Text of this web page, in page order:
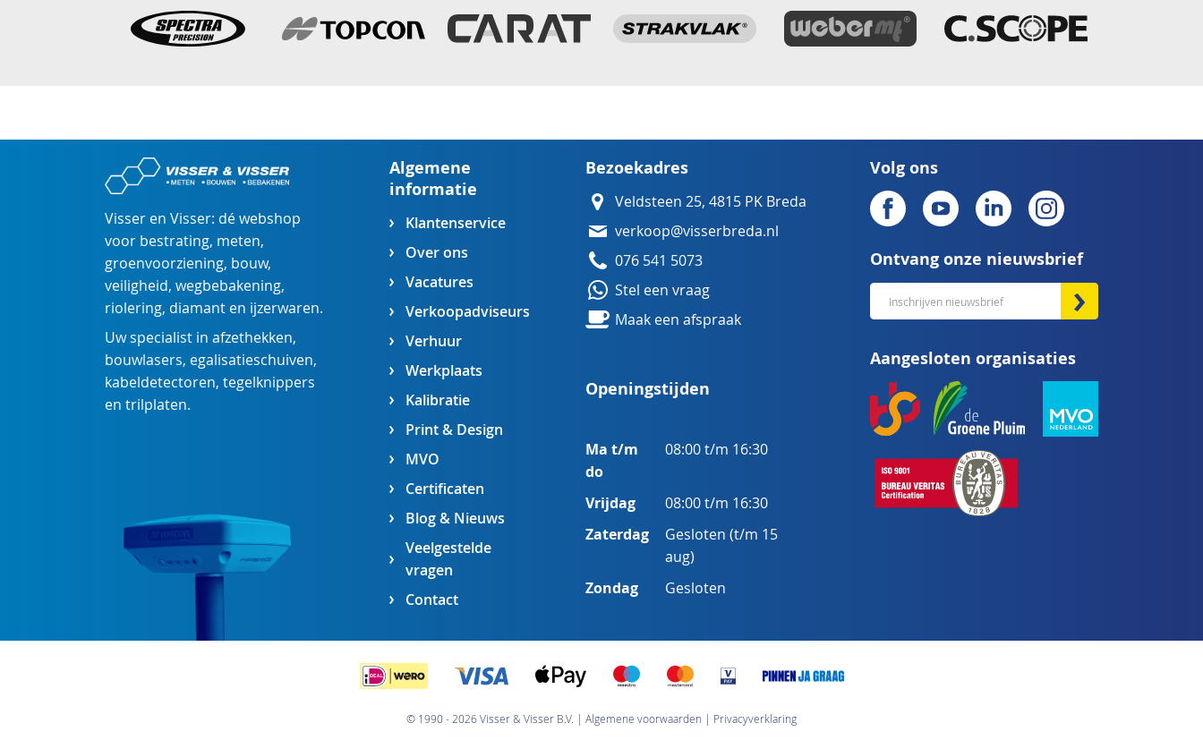
Visser en Visser: dé webshop
voor bestrating, meten,
groenvoorziening, bouw,
veiligheid, wegbebakening,
riolering, diamant en ijzerwaren.
Uw specialist in afzethekken,
bouwlasers, egalisatieschuiven,
kabeldetectoren, tegelknippers
en trilplaten.
Algemene
informatie
Klantenservice
Over ons
Vacatures
Verkoopadviseurs
Verhuur
Werkplaats
Kalibratie
Print & Design
MVO
Certificaten
Blog & Nieuws
Veelgestelde
vragen
Contact
Bezoekadres
Veldsteen 25, 4815 PK Breda
verkoop@visserbreda.nl
076 541 5073
Stel een vraag
Maak een afspraak
Openingstijden
Ma t/m
do
08:00 t/m 16:30
Vrijdag 08:00 t/m 16:30
Zaterdag
Gesloten (t/m 15
aug)
Zondag Gesloten
Volg ons
Ontvang onze nieuwsbrief
Abonneer
u
onze
nieuwsbrief
Aangesloten organisaties
© 1990 - 2026 Visser & Visser B.V. Algemene voorwaarden Privacyverklaring